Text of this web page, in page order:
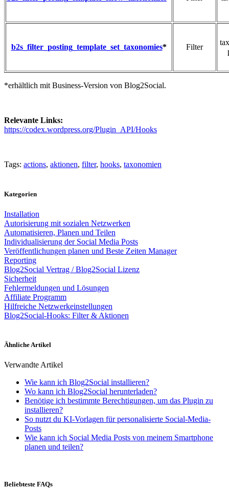
b2s_filter_posting_template_set_taxonomies* Filter
*erhältlich mit Business-Version von Blog2Social.
Relevante Links:
https://codex.wordpress.org/Plugin_API/Hooks
Tags: actions, aktionen, filter, hooks, taxonomien
Kategorien
Installation
Autorisierung mit sozialen Netzwerken
Automatisieren, Planen und Teilen
Individualisierung der Social Media Posts
Veröffentlichungen planen und Beste Zeiten Manager
Reporting
Blog2Social Vertrag / Blog2Social Lizenz
Sicherheit
Fehlermeldungen und Lösungen
Affiliate Programm
Hilfreiche Netzwerkeinstellungen
Blog2Social-Hooks: Filter & Aktionen
Ähnliche Artikel
Verwandte Artikel
Wie kann ich Blog2Social installieren?
Wo kann ich Blog2Social herunterladen?
Benötige ich bestimmte Berechtigungen, um das Plugin zu
installieren?
So nutzt du KI-Vorlagen für personalisierte Social-Media-
Posts
Wie kann ich Social Media Posts von meinem Smartphone
planen und teilen?
Beliebteste FAQs